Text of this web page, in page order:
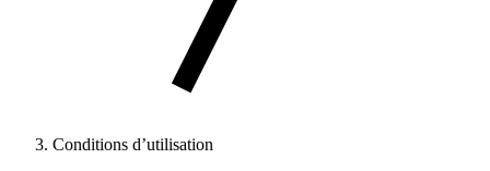
Conditions d’utilisation